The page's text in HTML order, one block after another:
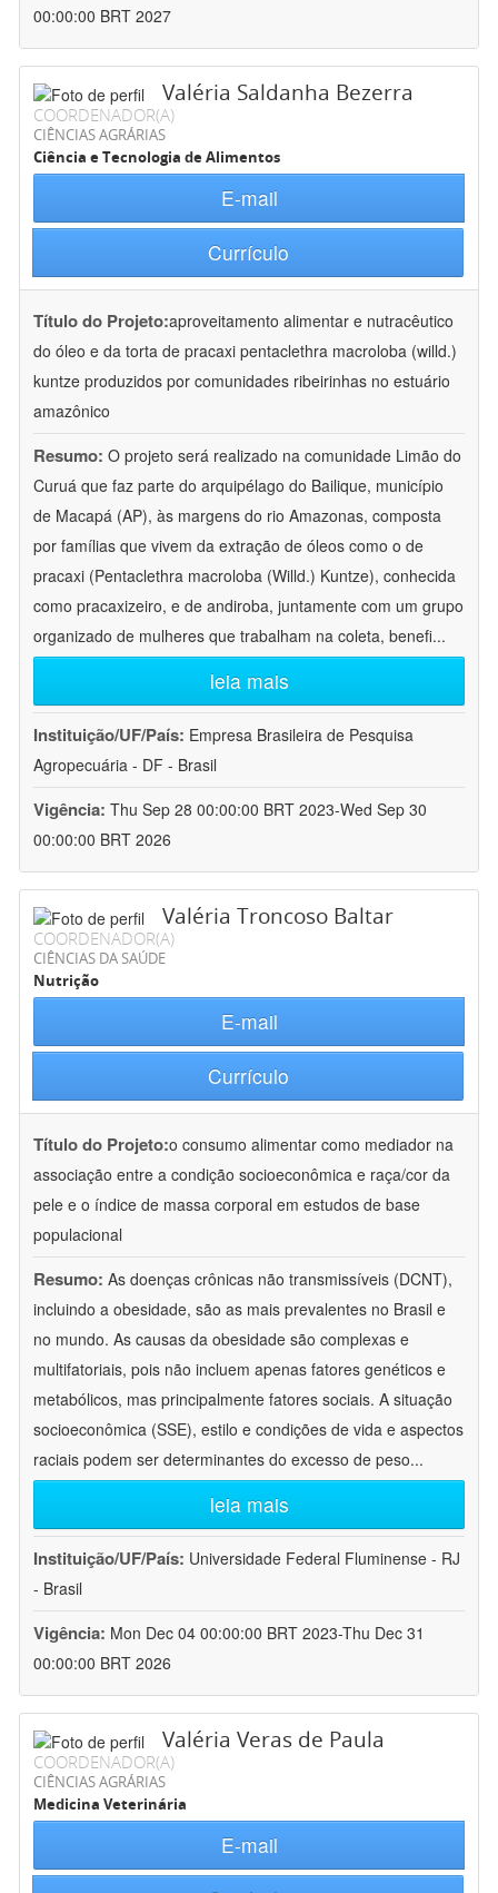
00:00:00 BRT 2027
Valéria Saldanha Bezerra
COORDENADOR(A)
CIÊNCIAS AGRÁRIAS
Ciência e Tecnologia de Alimentos
E-mail
Currículo
Título do Projeto:aproveitamento alimentar e nutracêutico
do óleo e da torta de pracaxi pentaclethra macroloba (willd.)
kuntze produzidos por comunidades ribeirinhas no estuário
amazônico
Resumo: O projeto será realizado na comunidade Limão do
Curuá que faz parte do arquipélago do Bailique, município
de Macapá (AP), às margens do rio Amazonas, composta
por famílias que vivem da extração de óleos como o de
pracaxi (Pentaclethra macroloba (Willd.) Kuntze), conhecida
como pracaxizeiro, e de andiroba, juntamente com um grupo
organizado de mulheres que trabalham na coleta, benefi...
leia mais
Instituição/UF/País: Empresa Brasileira de Pesquisa
Agropecuária - DF - Brasil
Vigência: Thu Sep 28 00:00:00 BRT 2023-Wed Sep 30
00:00:00 BRT 2026
Valéria Troncoso Baltar
COORDENADOR(A)
CIÊNCIAS DA SAÚDE
Nutrição
E-mail
Currículo
Título do Projeto:o consumo alimentar como mediador na
associação entre a condição socioeconômica e raça/cor da
pele e o índice de massa corporal em estudos de base
populacional
Resumo: As doenças crônicas não transmissíveis (DCNT),
incluindo a obesidade, são as mais prevalentes no Brasil e
no mundo. As causas da obesidade são complexas e
multifatoriais, pois não incluem apenas fatores genéticos e
metabólicos, mas principalmente fatores sociais. A situação
socioeconômica (SSE), estilo e condições de vida e aspectos
raciais podem ser determinantes do excesso de peso...
leia mais
Instituição/UF/País: Universidade Federal Fluminense - RJ
- Brasil
Vigência: Mon Dec 04 00:00:00 BRT 2023-Thu Dec 31
00:00:00 BRT 2026
Valéria Veras de Paula
COORDENADOR(A)
CIÊNCIAS AGRÁRIAS
Medicina Veterinária
E-mail